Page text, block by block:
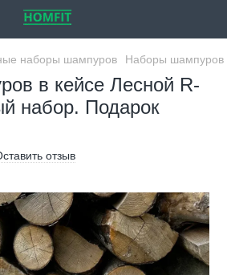
наборы шампуров Наборы шампуров
в кейсе Лесной R-
набор. Подарок
отзыв